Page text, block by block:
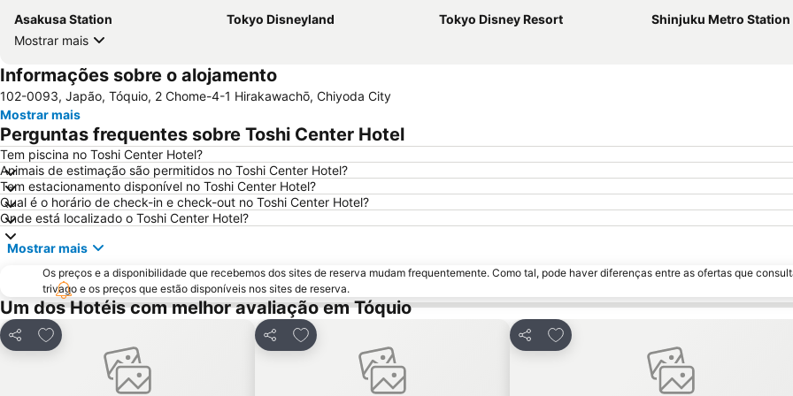
Asakusa Station
Tokyo Disneyland Tokyo Disney Resort
Shinjuku Metro Station
Mostrar mais
Informações sobre o alojamento
102-0093, Japão, Tóquio, 2 Chome-4-1 Hirakawachō, Chiyoda City
Mostrar mais
Perguntas frequentes sobre Toshi Center Hotel
Tem piscina no Toshi Center Hotel?
Animais de estimação são permitidos no Toshi Center Hotel?
Tem estacionamento disponível no Toshi Center Hotel?
Qual é o horário de check-in e check-out no Toshi Center Hotel?
Onde está localizado o Toshi Center Hotel?
Mostrar mais
Os preços e a disponibilidade que recebemos dos sites de reserva mudam frequentemente. Como tal, pode haver diferenças entre as ofertas que
trivago e os preços que estão disponíveis nos sites de reserva.
Um dos Hotéis com melhor avaliação em Tóquio
Partilhar
Adicionar aos favoritos
Partilhar
Adicionar aos favoritos
Partilhar
Adicionar aos favoritos